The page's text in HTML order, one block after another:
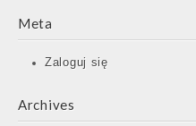
Meta
Zaloguj się
Archives